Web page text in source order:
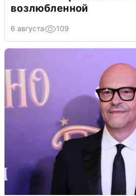
возлюбленной
6 августа 109